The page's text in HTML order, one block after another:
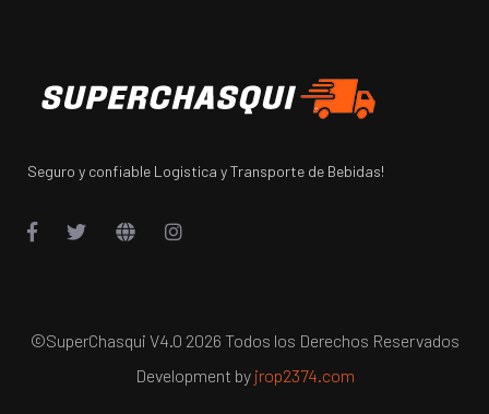
Seguro y confiable Logistica y Transporte de Bebidas!
©SuperChasqui V4.0 2026 Todos los Derechos Reservados
Development by jrop2374.com